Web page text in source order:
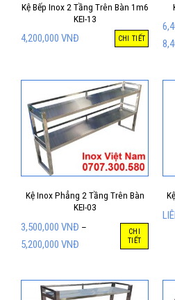
Kệ Bếp Inox 2 Tầng Trên Bàn 1m6
KEI-13
4,200,000 VNĐ CHI TIẾT
Kệ Inox Phẳng 2 Tầng Trên Bàn
KEI-03
3,500,000 VNĐ –
5,200,000 VNĐ
CHI
TIẾT